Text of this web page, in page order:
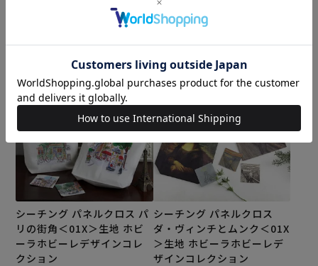
メール便1個まで可
¥3,080税込
シーチング パネルクロス パ
リの街角＜01X＞生地 ホビ
ーラホビーレデザインコレ
クション
シーチング パネルクロス
ダ・ヴィンチとムンク＜01X
＞生地 ホビーラホビーレデ
ザインコレクション